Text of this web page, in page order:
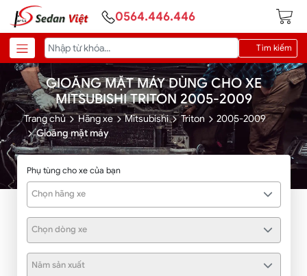
0564.446.446
Tìm kiếm
GIOĂNG MẶT MÁY DÙNG CHO XE
MITSUBISHI TRITON 2005-2009
Trang chủ Hãng xe Mitsubishi Triton
2005-2009
Gioăng mặt máy
Phụ tùng cho xe của bạn
Chọn hãng xe
Chọn dòng xe
Năm sản xuất